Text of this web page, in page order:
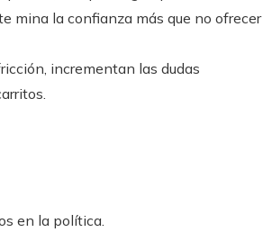
mina la confianza más que no ofrecer
incrementan las dudas
en la política.